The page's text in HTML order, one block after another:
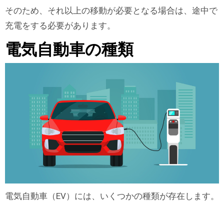
そのため、それ以上の移動が必要となる場合は、途中で
充電をする必要があります。
電気自動車の種類
電気自動車（EV）には、いくつかの種類が存在します。